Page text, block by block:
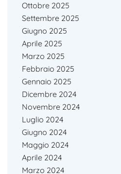
Ottobre 2025
Settembre 2025
Giugno 2025
Aprile 2025
Marzo 2025
Febbraio 2025
Gennaio 2025
Dicembre 2024
Novembre 2024
Luglio 2024
Giugno 2024
Maggio 2024
Aprile 2024
Marzo 2024